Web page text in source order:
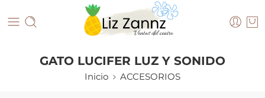
GATO LUCIFER LUZ Y SONIDO
Inicio ACCESORIOS